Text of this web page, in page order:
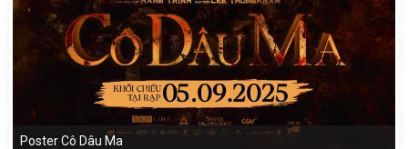
Poster Cô Dâu Ma